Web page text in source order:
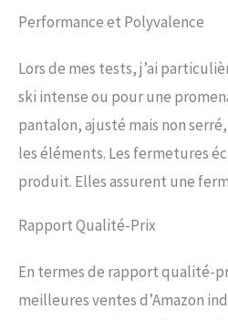
Performance et Polyvalence
Lors de mes tests, j’ai
ski intense ou pour une
pantalon, ajusté mais non
les éléments. Les fermetures
produit. Elles assurent une
Rapport Qualité-Prix
En termes de rapport qualité-
meilleures ventes d’Amazon